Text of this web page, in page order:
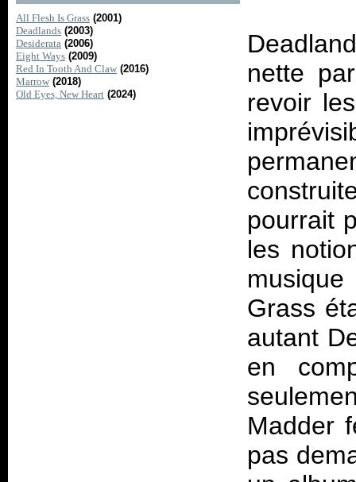
All Flesh Is Grass (2001)
Deadlands (2003)
Desiderata (2006)
Eight Ways (2009)
Red In Tooth And Claw (2016)
Marrow (2018)
Old Eyes, New Heart (2024)
nette
revoir
pourrait
les
Grass
autant
en
Madder
pas